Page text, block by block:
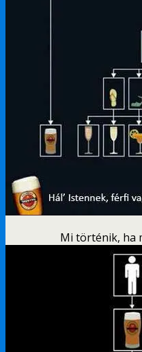
Mi történik, ha